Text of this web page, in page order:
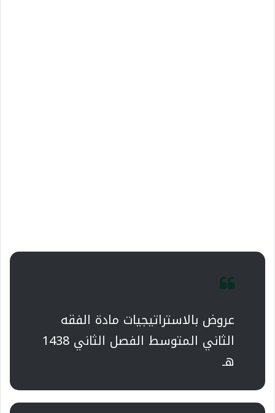
عروض بالاستراتيجيات مادة الفقه
الثاني المتوسط الفصل الثاني 1438
هـ